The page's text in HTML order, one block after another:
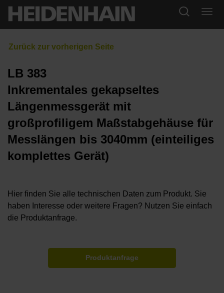
LB 383
Inkrementales gekapseltes
Längenmessgerät mit
großprofiligem Maßstabgehäuse für
Messlängen bis 3040mm (einteiliges
komplettes Gerät)
Hier finden Sie alle technischen Daten zum Produkt. Sie
haben Interesse oder weitere Fragen? Nutzen Sie einfach
die Produktanfrage.
Produktanfrage